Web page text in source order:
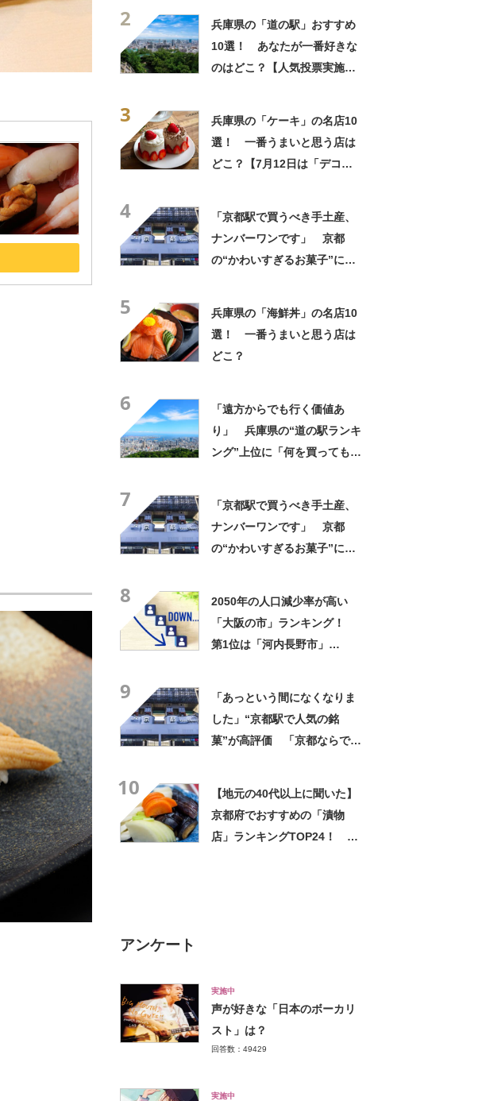
2
兵庫県の「道の駅」おすすめ
10選！ あなたが一番好きな
のはどこ？【人気投票実施
3
兵庫県の「ケーキ」の名店10
選！ 一番うまいと思う店は
どこ？【7月12日は「デコレ
4
「京都駅で買うべき手土産、
ナンバーワンです」 京都
の“かわいすぎるお菓子”に反
5
兵庫県の「海鮮丼」の名店10
選！ 一番うまいと思う店は
どこ？
6
「遠方からでも行く価値あ
り」 兵庫県の“道の駅ランキ
ング”上位に「何を買ってもお
7
「京都駅で買うべき手土産、
ナンバーワンです」 京都
の“かわいすぎるお菓子”に反
8
2050年の人口減少率が高い
「大阪の市」ランキング！
第1位は「河内長野市」
9
「あっという間になくなりま
した」“京都駅で人気の銘
菓”が高評価 「京都ならでは
10
【地元の40代以上に聞いた】
京都府でおすすめの「漬物
店」ランキングTOP24！ 第
アンケート
実施中
声が好きな「日本のボーカリ
スト」は？
回答数：49429
実施中